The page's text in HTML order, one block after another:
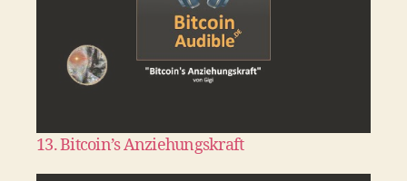
13. Bitcoin’s Anziehungskraft